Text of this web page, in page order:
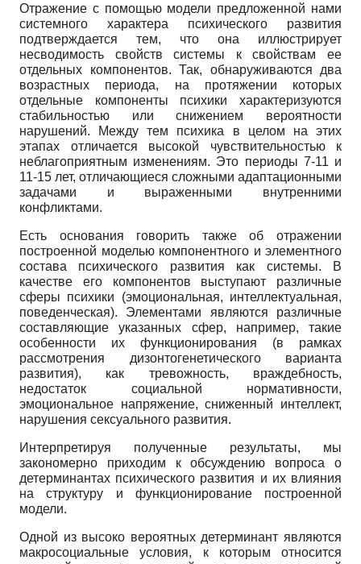
Отражение с помощью модели предложенной нами
системного характера психического развития
подтверждается тем, что она иллюстрирует
несводимость свойств системы к свойствам ее
отдельных компонентов. Так, обнаруживаются два
возрастных периода, на протяжении которых
отдельные компоненты психики характеризуются
стабильностью или снижением вероятности
нарушений. Между тем психика в целом на этих
этапах отличается высокой чувствительностью к
неблагоприятным изменениям. Это периоды 7-11 и
11-15 лет, отличающиеся сложными адаптационными
задачами и выраженными внутренними
конфликтами.
Есть основания говорить также об отражении
построенной моделью компонентного и элементного
состава психического развития как системы. В
качестве его компонентов выступают различные
сферы психики (эмоциональная, интеллектуальная,
поведенческая). Элементами являются различные
составляющие указанных сфер, например, такие
особенности их функционирования (в рамках
рассмотрения дизонтогенетического варианта
развития), как тревожность, враждебность,
недостаток социальной нормативности,
эмоциональное напряжение, сниженный интеллект,
нарушения сексуального развития.
Интерпретируя полученные результаты, мы
закономерно приходим к обсуждению вопроса о
детерминантах психического развития и их влияния
на структуру и функционирование построенной
модели.
Одной из высоко вероятных детерминант являются
макросоциальные условия, к которым относится